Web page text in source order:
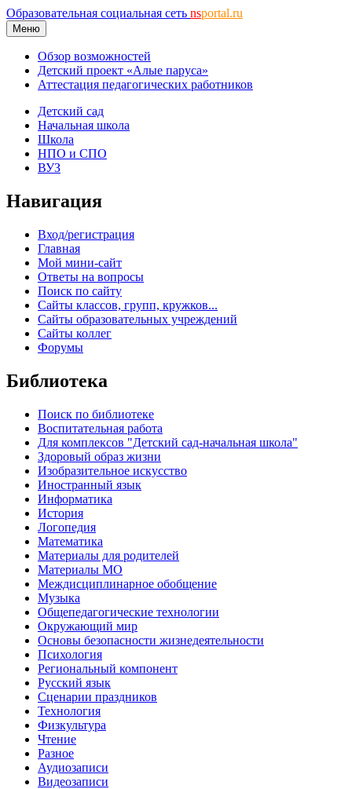
Образовательная социальная сеть nsportal.ru
Меню
Обзор возможностей
Детский проект «Алые паруса»
Аттестация педагогических работников
Детский сад
Начальная школа
Школа
НПО и СПО
ВУЗ
Навигация
Вход/регистрация
Главная
Мой мини-сайт
Ответы на вопросы
Поиск по сайту
Сайты классов, групп, кружков...
Сайты образовательных учреждений
Сайты коллег
Форумы
Библиотека
Поиск по библиотеке
Воспитательная работа
Для комплексов "Детский сад-начальная школа"
Здоровый образ жизни
Изобразительное искусство
Иностранный язык
Информатика
История
Логопедия
Математика
Материалы для родителей
Материалы МО
Междисциплинарное обобщение
Музыка
Общепедагогические технологии
Окружающий мир
Основы безопасности жизнедеятельности
Психология
Региональный компонент
Русский язык
Сценарии праздников
Технология
Физкультура
Чтение
Разное
Аудиозаписи
Видеозаписи